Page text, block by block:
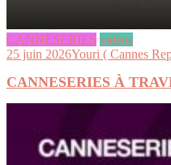
CANNESERIES videos
25 juin 2026Youri ( Cannes
CANNESERIES À